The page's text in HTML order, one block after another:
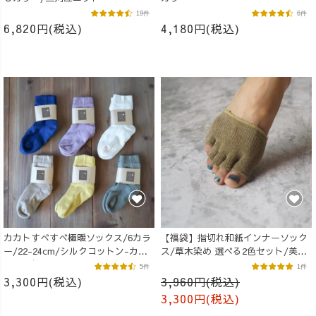
6,820円(税込)
19件
4,180円(税込)
6件
カカトすべすべ極暖ソックス/6カラ
ー/22-24cm/シルクコットン-カカ
ト特殊保温フィルム付き
3,300円(税込)
5件
【福袋】指切れ和紙インナーソック
ス/草木染め 選べる2色セット/美濃
3,960円(税込)
3,300円(税込)
1件